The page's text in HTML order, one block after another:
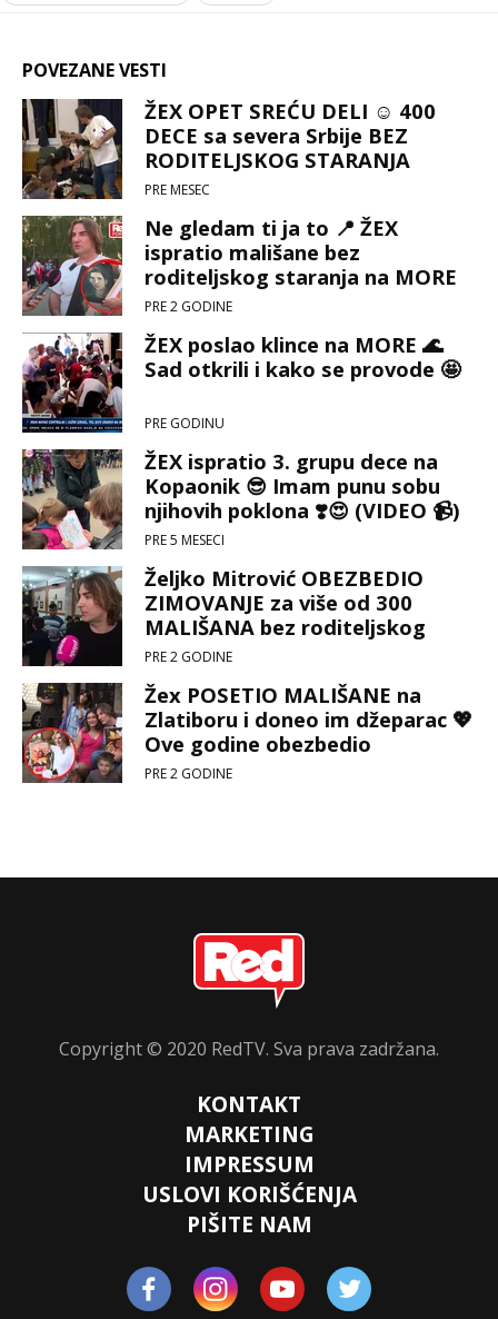
POVEZANE VESTI
ŽEX OPET SREĆU DELI ☺️ 400
DECE sa severa Srbije BEZ
RODITELJSKOG STARANJA
vlasnik Pink Media Group ŠALJE
PRE MESEC
Ne gledam ti ja to 📍 ŽEX
ispratio mališane bez
roditeljskog staranja na MORE
🌊 Obezbedio letovanje za skoro
PRE 2 GODINE
ŽEX poslao klince na MORE 🌊
Sad otkrili i kako se provode 🤩
PRE GODINU
ŽEX ispratio 3. grupu dece na
Kopaonik 😎 Imam punu sobu
njihovih poklona ❣️😍 (VIDEO 📹)
PRE 5 MESECI
Željko Mitrović OBEZBEDIO
ZIMOVANJE za više od 300
MALIŠANA bez roditeljskog
staranja 💞 🌨️
PRE 2 GODINE
Žex POSETIO MALIŠANE na
Zlatiboru i doneo im džeparac 💖
Ove godine obezbedio
LETOVANJE ZA 400 DECE bez
PRE 2 GODINE
Copyright © 2020 RedTV. Sva prava zadržana.
KONTAKT
MARKETING
IMPRESSUM
USLOVI KORIŠĆENJA
PIŠITE NAM